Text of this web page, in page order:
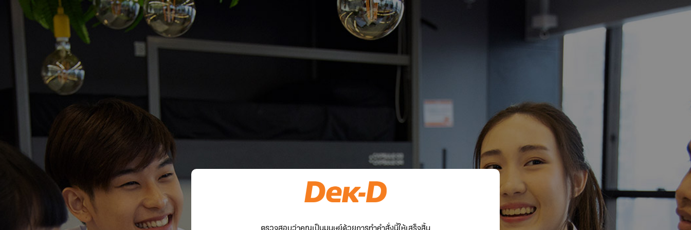
ตรวจสอบว่าคุณเป็นมนุษย์ด้วยการทำคำสั่งนี้ให้เสร็จสิ้น